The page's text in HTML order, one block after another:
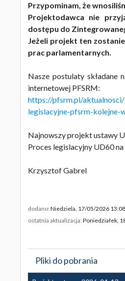
Przypominam, że
Projektodawca nie
dostępu do
Jeżeli projekt ten
prac parlamentarnych.
Nasze postulaty składane
internetowej PFSRM:
https://pfsrm.pl/
legislacyjne-pfsrm-kolejne-
Najnowszy projekt ustawy
Proces legislacyjny UD60 na
Krzysztof Gabrel
dodano: Niedziela, 17/05/2026 13:08
ostatnia aktualizacja: Poniedziałek,
Pliki do pobrania